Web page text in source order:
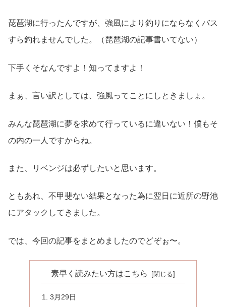
琵琶湖に行ったんですが、強風により釣りにならなくバス
すら釣れませんでした。（琵琶湖の記事書いてない）
下手くそなんですよ！知ってますよ！
まぁ、言い訳としては、強風ってことにしときましょ。
みんな琵琶湖に夢を求めて行っているに違いない！僕もそ
の内の一人ですからね。
また、リベンジは必ずしたいと思います。
ともあれ、不甲斐ない結果となった為に翌日に近所の野池
にアタックしてきました。
では、今回の記事をまとめましたのでどぞぉ〜。
素早く読みたい方はこちら
3月29日